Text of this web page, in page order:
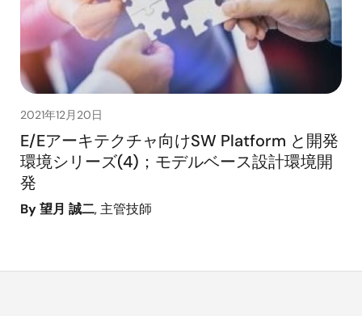
2021年12月20日
E/Eアーキテクチャ向けSW Platform と開発
環境シリーズ(4)；モデルベース設計環境開
発
By 望月 誠二, 主管技師